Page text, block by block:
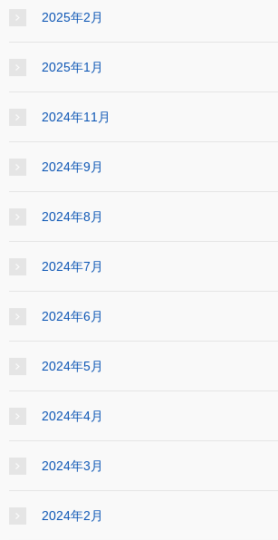
2025年2月
2025年1月
2024年11月
2024年9月
2024年8月
2024年7月
2024年6月
2024年5月
2024年4月
2024年3月
2024年2月